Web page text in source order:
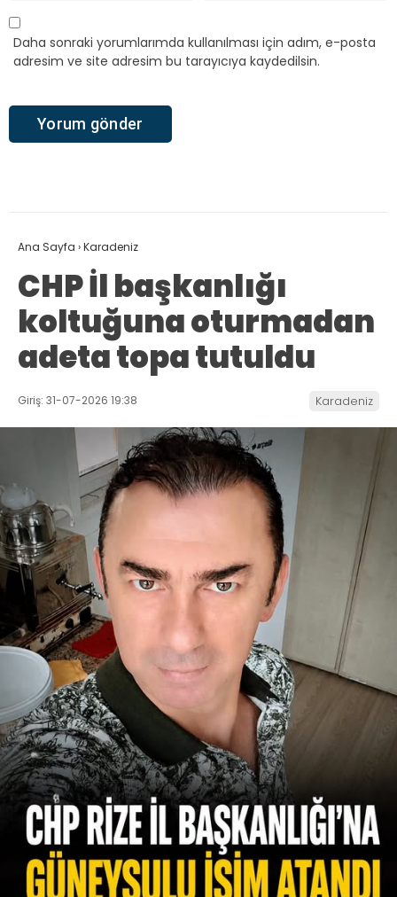
Daha sonraki yorumlarımda kullanılması için adım, e-posta
adresim ve site adresim bu tarayıcıya kaydedilsin.
Ana Sayfa ›Karadeniz
CHP İl başkanlığı
koltuğuna oturmadan
adeta topa tutuldu
Giriş: 31-07-2026 19:38 Karadeniz